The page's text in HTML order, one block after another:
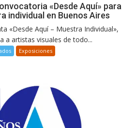
«Desde Aquí» para
individual en Buenos Aires
«Desde Aquí – Muestra Individual»,
a artistas visuales de todo...
Exposiciones